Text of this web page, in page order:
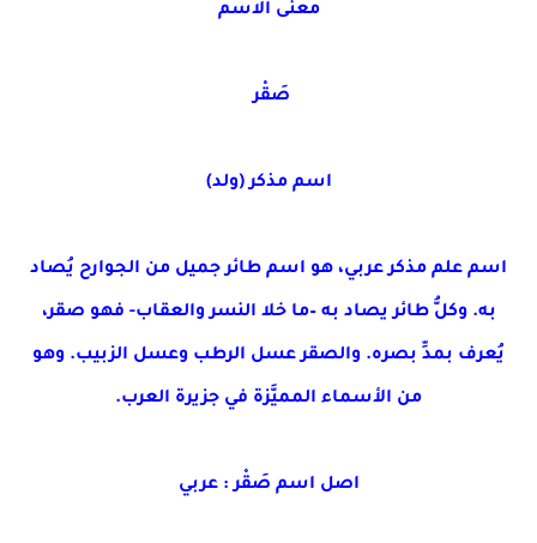
معنى الاسم
صَقْر
اسم مذكر (ولد)
اسم علم مذكر عربي، هو اسم طائر جميل من الجوارح يُصاد
به. وكلُّ طائر يصاد به –ما خلا النسر والعقاب- فهو صقر،
يُعرف بمدِّ بصره. والصقر عسل الرطب وعسل الزبيب. وهو
من الأسماء المميَّزة في جزيرة العرب.
اصل اسم صَقْر : عربي